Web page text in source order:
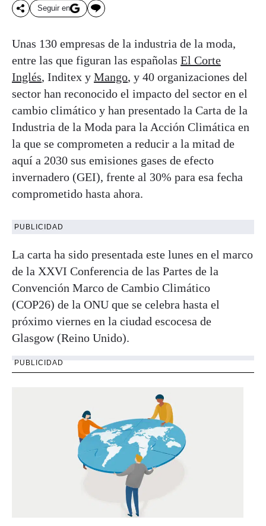
Seguir en
Unas 130 empresas de la industria de la moda,
entre las que figuran las españolas El Corte
Inglés, Inditex y Mango, y 40 organizaciones del
sector han reconocido el impacto del sector en el
cambio climático y han presentado la Carta de la
Industria de la Moda para la Acción Climática en
la que se comprometen a reducir a la mitad de
aquí a 2030 sus emisiones gases de efecto
invernadero (GEI), frente al 30% para esa fecha
comprometido hasta ahora.
PUBLICIDAD
La carta ha sido presentada este lunes en el marco
de la XXVI Conferencia de las Partes de la
Convención Marco de Cambio Climático
(COP26) de la ONU que se celebra hasta el
próximo viernes en la ciudad escocesa de
Glasgow (Reino Unido).
PUBLICIDAD